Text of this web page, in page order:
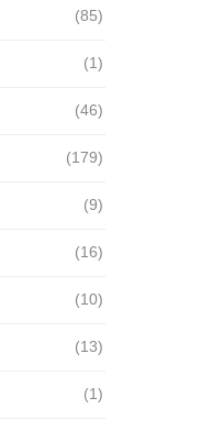
(85)
(1)
(46)
(179)
(9)
(16)
(10)
(13)
(1)